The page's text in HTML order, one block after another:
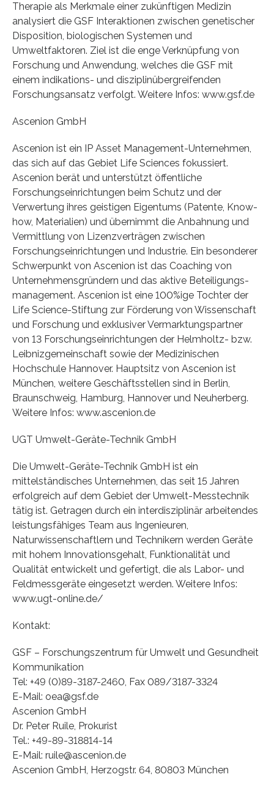
Therapie als Merkmale einer zukünftigen Medizin
analysiert die GSF Interaktionen zwischen genetischer
Disposition, biologischen Systemen und
Umweltfaktoren. Ziel ist die enge Verknüpfung von
Forschung und Anwendung, welches die GSF mit
einem indikations- und disziplinübergreifenden
Forschungsansatz verfolgt. Weitere Infos: www.gsf.de
Ascenion GmbH
Ascenion ist ein IP Asset Management-Unternehmen,
das sich auf das Gebiet Life Sciences fokussiert.
Ascenion berät und unterstützt öffentliche
Forschungseinrichtungen beim Schutz und der
Verwertung ihres geistigen Eigentums (Patente, Know-
how, Materialien) und übernimmt die Anbahnung und
Vermittlung von Lizenz­verträgen zwischen
Forschungseinrichtungen und Industrie. Ein besonderer
Schwerpunkt von Ascenion ist das Coaching von
Unternehmensgründern und das aktive Beteiligungs­
management. Ascenion ist eine 100%ige Tochter der
Life Science-Stiftung zur Förderung von Wissenschaft
und Forschung und exklusiver Vermarktungspartner
von 13 Forschungseinrichtungen der Helmholtz- bzw.
Leibnizgemeinschaft sowie der Medizinischen
Hochschule Hannover. Hauptsitz von Ascenion ist
München, weitere Geschäftsstellen sind in Berlin,
Braunschweig, Hamburg, Hannover und Neuherberg.
Weitere Infos: www.ascenion.de
UGT Umwelt-Geräte-Technik GmbH
Die Umwelt-Geräte-Technik GmbH ist ein
mittelständisches Unternehmen, das seit 15 Jahren
erfolgreich auf dem Gebiet der Umwelt-Messtechnik
tätig ist. Getragen durch ein interdisziplinär arbeitendes
leistungsfähiges Team aus Ingenieuren,
Naturwissenschaftlern und Technikern werden Geräte
mit hohem Innovationsgehalt, Funktionalität und
Qualität entwickelt und gefertigt, die als Labor- und
Feldmessgeräte eingesetzt werden. Weitere Infos:
www.ugt-online.de/
Kontakt:
GSF – Forschungszentrum für Umwelt und Gesundheit
Kommunikation
Tel: +49 (0)89-3187-2460, Fax 089/3187-3324
E-Mail: oea@gsf.de
Ascenion GmbH
Dr. Peter Ruile, Prokurist
Tel.: +49-89-318814-14
E-Mail: ruile@ascenion.de
Ascenion GmbH, Herzogstr. 64, 80803 München